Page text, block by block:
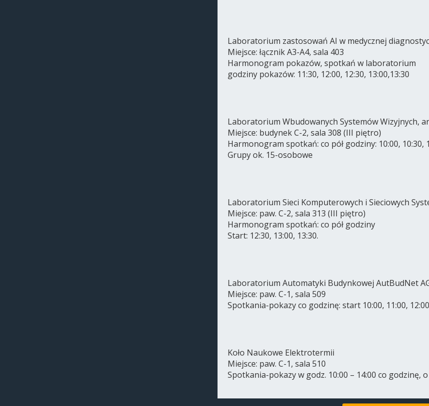
Laboratorium zastosowań AI w medycznej
Miejsce: łącznik A3-A4, sala 403
Harmonogram pokazów, spotkań w laboratorium
godziny pokazów: 11:30, 12:00, 12:30, 13:00,13:30
Laboratorium Wbudowanych Systemów Wizyjnych,
Miejsce: budynek C-2, sala 308 (III piętro)
Harmonogram spotkań: co pół godziny: 10:00, 10:30,
Grupy ok. 15-osobowe
Laboratorium Sieci Komputerowych i Sieciowych
Miejsce: paw. C-2, sala 313 (III piętro)
Harmonogram spotkań: co pół godziny
Start: 12:30, 13:00, 13:30.
Laboratorium Automatyki Budynkowej AutBudNet
Miejsce: paw. C-1, sala 509
Spotkania-pokazy co godzinę: start 10:00, 11:00,
Koło Naukowe Elektrotermii
Miejsce: paw. C-1, sala 510
Spotkania-pokazy w godz. 10:00 – 14:00 co godzinę,